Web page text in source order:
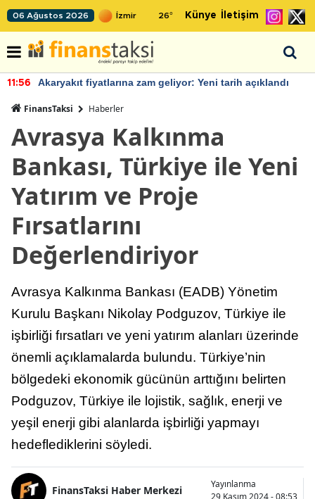
06 Ağustos 2026 26° Künye İletişim
11:56 Akaryakıt fiyatlarına zam geliyor: Yeni tarih açıklandı
FinansTaksi Haberler
Avrasya Kalkınma
Bankası, Türkiye ile Yeni
Yatırım ve Proje
Fırsatlarını
Değerlendiriyor
Avrasya Kalkınma Bankası (EADB) Yönetim
Kurulu Başkanı Nikolay Podguzov, Türkiye ile
işbirliği fırsatları ve yeni yatırım alanları üzerinde
önemli açıklamalarda bulundu. Türkiye’nin
bölgedeki ekonomik gücünün arttığını belirten
Podguzov, Türkiye ile lojistik, sağlık, enerji ve
yeşil enerji gibi alanlarda işbirliği yapmayı
hedeflediklerini söyledi.
FinansTaksi Haber Merkezi
Yayınlanma
29 Kasım 2024 - 08:53